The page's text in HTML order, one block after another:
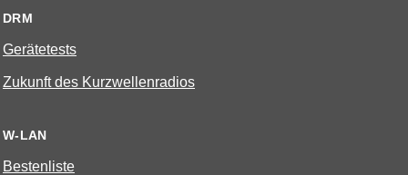
DRM
Gerätetests
Zukunft des Kurzwellenradios
W-LAN
Bestenliste